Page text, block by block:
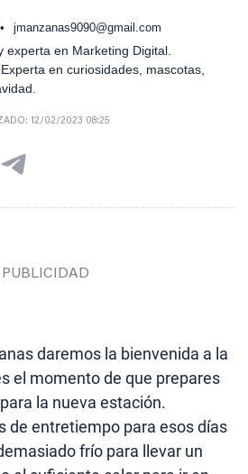
jmanzanas9090@gmail.com
en Marketing Digital.
en curiosidades, mascotas,
12/02/2023 08:25
daremos la bienvenida a la
el momento de que prepares
la nueva estación.
de entretiempo para esos días
frío para llevar un